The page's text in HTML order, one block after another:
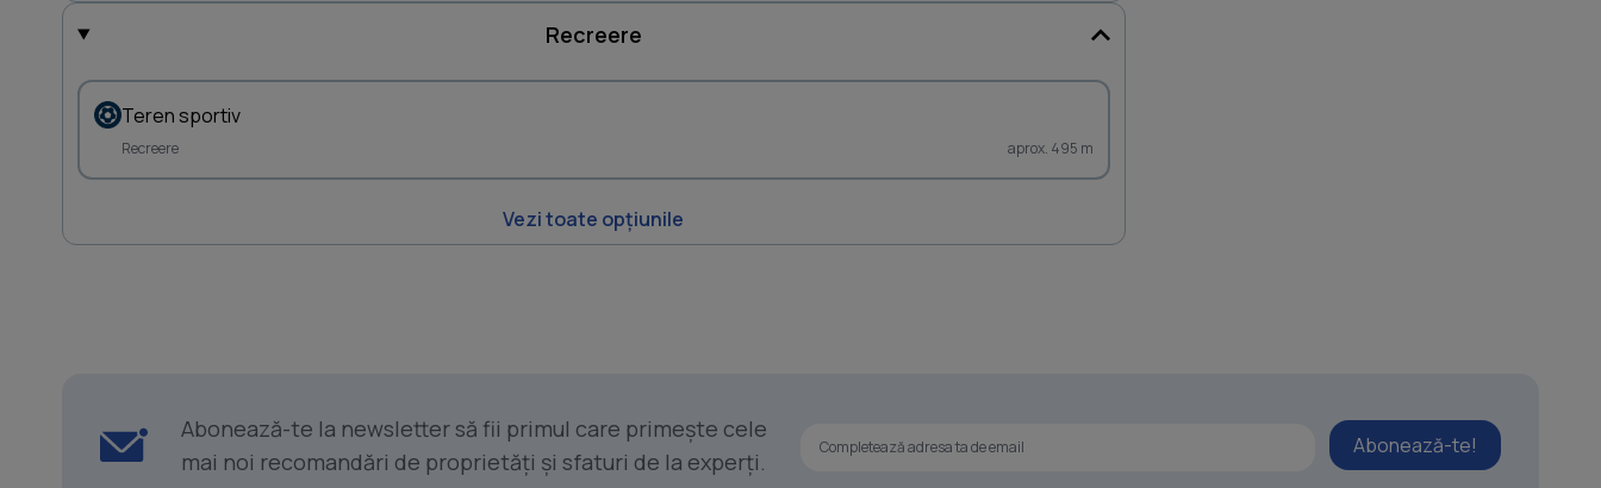
Recreere
Teren sportiv
Recreere aprox. 495 m
Vezi toate opțiunile
Abonează-te la newsletter să fii primul care primește cele
mai noi recomandări de proprietăți și sfaturi de la experți.
Abonează-te!